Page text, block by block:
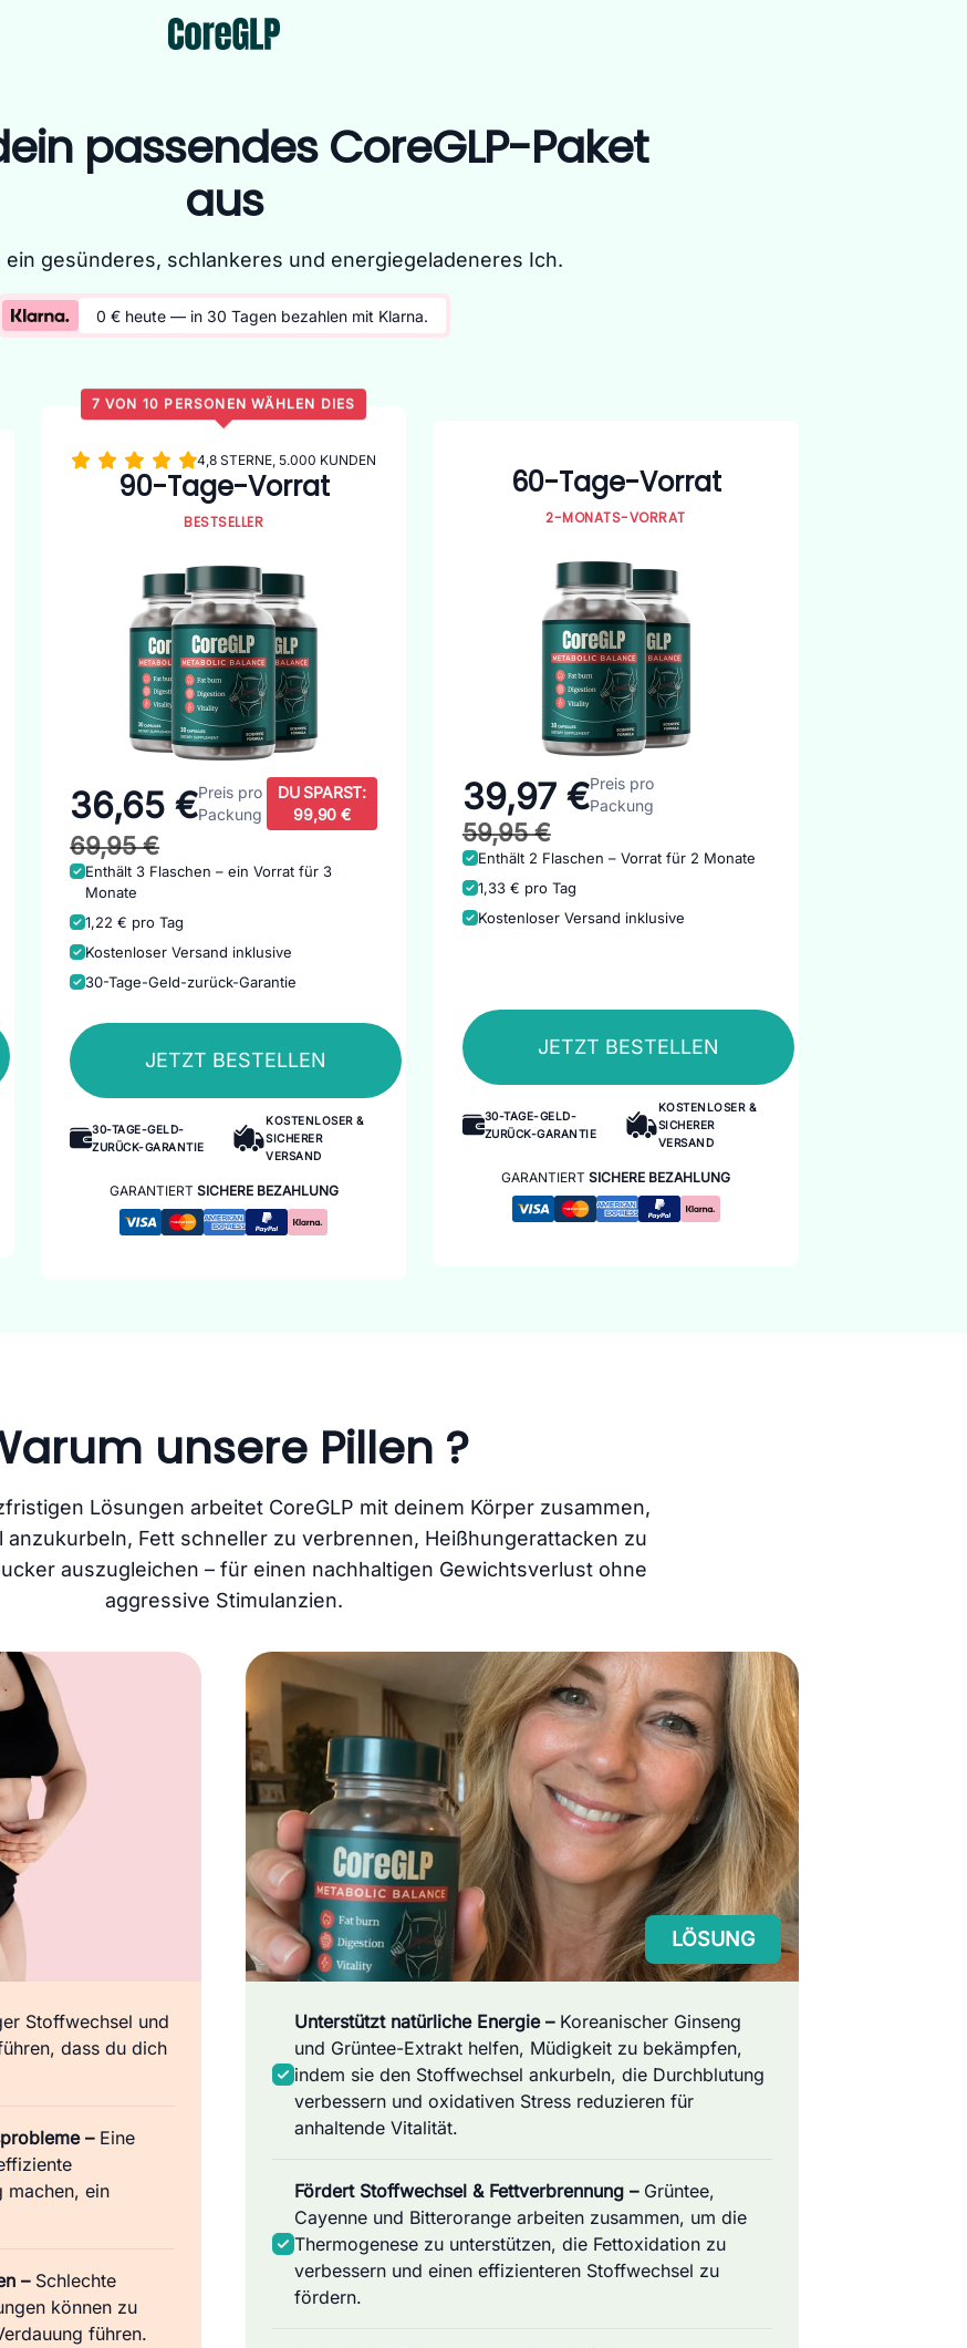
passendes CoreGLP-Paket
aus
ein gesünderes, schlankeres und energiegeladeneres Ich.
0 € heute — in 30 Tagen bezahlen mit Klarna.
7 VON 10 PERSONEN WÄHLEN DIES
4,8 STERNE, 5.000 KUNDEN
90-Tage-Vorrat
BESTSELLER
36,65 €Preis pro
Packung
DU SPARST:
99,90 €
69,95 €
Enthält 3 Flaschen – ein Vorrat für 3
Monate
1,22 € pro Tag
Kostenloser Versand inklusive
30-Tage-Geld-zurück-Garantie
JETZT BESTELLEN
30-TAGE-GELD-
ZURÜCK-GARANTIE
KOSTENLOSER &
SICHERER
VERSAND
GARANTIERT SICHERE BEZAHLUNG
60-Tage-Vorrat
2-MONATS-VORRAT
39,97 €Preis pro
Packung
59,95 €
Enthält 2 Flaschen – Vorrat für 2 Monate
1,33 € pro Tag
Kostenloser Versand inklusive
JETZT BESTELLEN
30-TAGE-GELD-
ZURÜCK-GARANTIE
KOSTENLOSER &
SICHERER
VERSAND
GARANTIERTSICHERE BEZAHLUNG
unsere Pillen ?
Lösungen arbeitet CoreGLP mit deinem Körper zusammen,
Fett schneller zu verbrennen, Heißhungerattacken zu
auszugleichen – für einen nachhaltigen Gewichtsverlust ohne
aggressive Stimulanzien.
Stoffwechsel und
dass du dich
–Eine
machen, ein
–Schlechte
können zu
führen.
LÖSUNG
Unterstützt natürliche Energie –Koreanischer Ginseng
und Grüntee-Extrakt helfen, Müdigkeit zu bekämpfen,
indem sie den Stoffwechsel ankurbeln, die Durchblutung
verbessern und oxidativen Stress reduzieren für
anhaltende Vitalität.
Fördert Stoffwechsel & Fettverbrennung –Grüntee,
Cayenne und Bitterorange arbeiten zusammen, um die
Thermogenese zu unterstützen, die Fettoxidation zu
verbessern und einen effizienteren Stoffwechsel zu
fördern.